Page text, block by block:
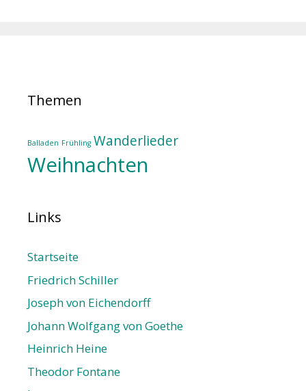
Themen
Balladen Frühling Wanderlieder
Weihnachten
Links
Startseite
Friedrich Schiller
Joseph von Eichendorff
Johann Wolfgang von Goethe
Heinrich Heine
Theodor Fontane